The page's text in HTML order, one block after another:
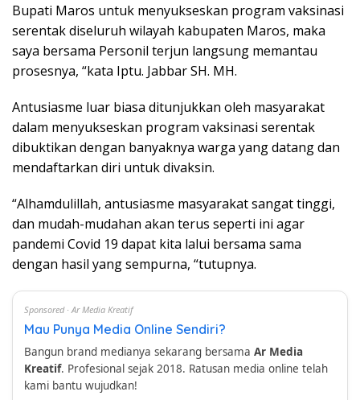
Bupati Maros untuk menyukseskan program vaksinasi
serentak diseluruh wilayah kabupaten Maros, maka
saya bersama Personil terjun langsung memantau
prosesnya, “kata Iptu. Jabbar SH. MH.
Antusiasme luar biasa ditunjukkan oleh masyarakat
dalam menyukseskan program vaksinasi serentak
dibuktikan dengan banyaknya warga yang datang dan
mendaftarkan diri untuk divaksin.
“Alhamdulillah, antusiasme masyarakat sangat tinggi,
dan mudah-mudahan akan terus seperti ini agar
pandemi Covid 19 dapat kita lalui bersama sama
dengan hasil yang sempurna, “tutupnya.
Sponsored · Ar Media Kreatif
Mau Punya Media Online Sendiri?
Bangun brand medianya sekarang bersama Ar Media
Kreatif. Profesional sejak 2018. Ratusan media online telah
kami bantu wujudkan!